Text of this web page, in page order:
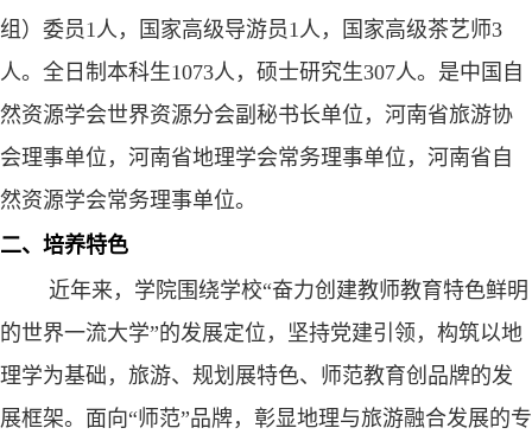
组）委员1人，国家高级导游员1人，国家高级茶艺师3
人。全日制本科生1073人，硕士研究生307人。是中国自
然资源学会世界资源分会副秘书长单位，河南省旅游协
会理事单位，河南省地理学会常务理事单位，河南省自
然资源学会常务理事单位。
二、培养特色
近年来，学院围绕学校“奋力创建教师教育特色鲜明
的世界一流大学”的发展定位，坚持党建引领，构筑以地
理学为基础，旅游、规划展特色、师范教育创品牌的发
展框架。面向“师范”品牌，彰显地理与旅游融合发展的专